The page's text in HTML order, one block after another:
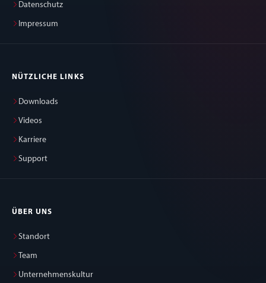
Datenschutz
Impressum
NÜTZLICHE LINKS
Downloads
Videos
Karriere
Support
ÜBER UNS
Standort
Team
Unternehmenskultur